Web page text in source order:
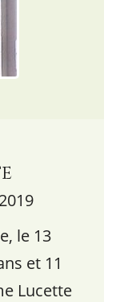
le 13
et 11
Lucette